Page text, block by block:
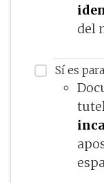
del
Sí es para